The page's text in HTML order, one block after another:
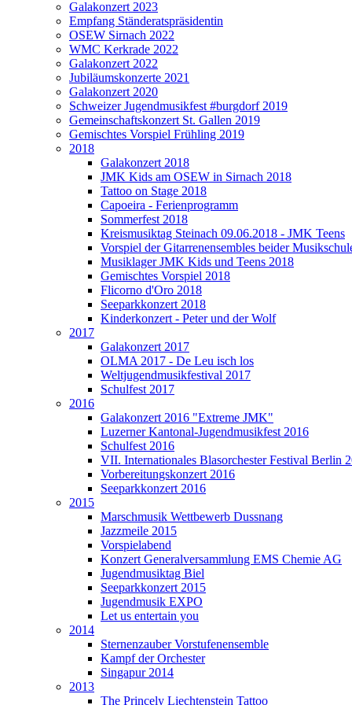
Galakonzert 2023
Empfang Ständeratspräsidentin
OSEW Sirnach 2022
WMC Kerkrade 2022
Galakonzert 2022
Jubiläumskonzerte 2021
Galakonzert 2020
Schweizer Jugendmusikfest #burgdorf 2019
Gemeinschaftskonzert St. Gallen 2019
Gemischtes Vorspiel Frühling 2019
2018
Galakonzert 2018
JMK Kids am OSEW in Sirnach 2018
Tattoo on Stage 2018
Capoeira - Ferienprogramm
Sommerfest 2018
Kreismusiktag Steinach 09.06.2018 - JMK Teens
Vorspiel der Gitarrenensembles beider
Musiklager JMK Kids und Teens 2018
Gemischtes Vorspiel 2018
Flicorno d'Oro 2018
Seeparkkonzert 2018
Kinderkonzert - Peter und der Wolf
2017
Galakonzert 2017
OLMA 2017 - De Leu isch los
Weltjugendmusikfestival 2017
Schulfest 2017
2016
Galakonzert 2016 "Extreme JMK"
Luzerner Kantonal-Jugendmusikfest 2016
Schulfest 2016
VII. Internationales Blasorchester Festival Berlin
Vorbereitungskonzert 2016
Seeparkkonzert 2016
2015
Marschmusik Wettbewerb Dussnang
Jazzmeile 2015
Vorspielabend
Konzert Generalversammlung EMS Chemie AG
Jugendmusiktag Biel
Seeparkkonzert 2015
Jugendmusik EXPO
Let us entertain you
2014
Sternenzauber Vorstufenensemble
Kampf der Orchester
Singapur 2014
2013
The Princely Liechtenstein Tattoo